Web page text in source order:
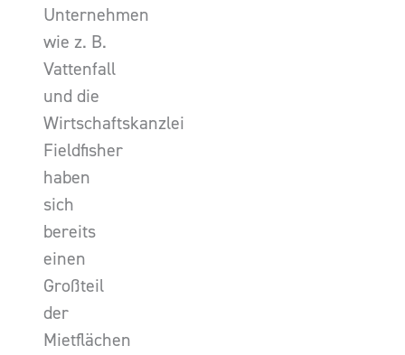
Unternehmen
wie z. B.
Vattenfall
und die
Wirtschaftskanzlei
Fieldfisher
haben
sich
bereits
einen
Großteil
der
Mietflächen